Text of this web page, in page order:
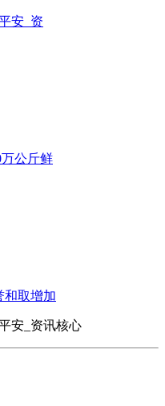
安_资
公斤鲜
和取增加
安_资讯核心